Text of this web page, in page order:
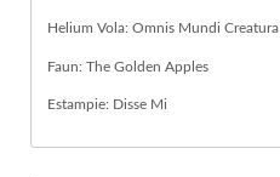
Helium Vola: Omnis Mundi Creatura
Faun: The Golden Apples
Estampie: Disse Mi